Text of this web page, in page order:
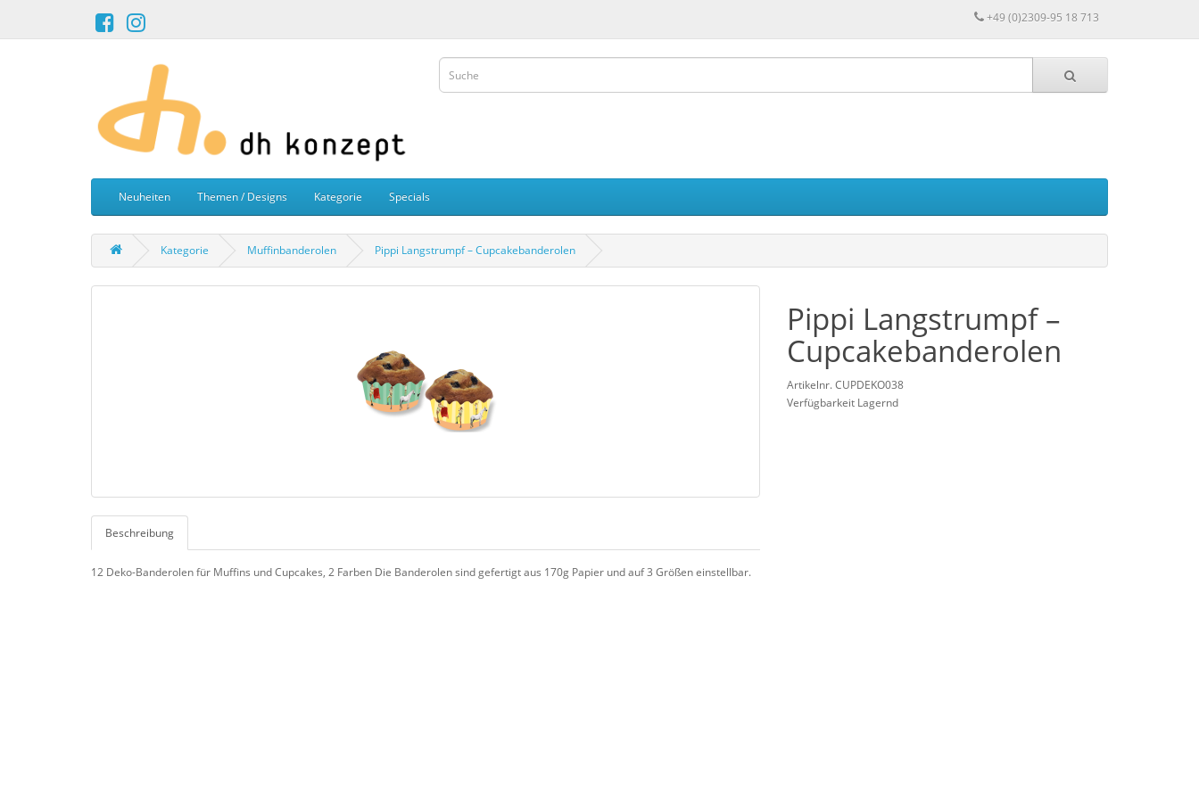
+49 (0)2309-95 18 713
Neuheiten Themen / Designs Kategorie Specials
Kategorie Muffinbanderolen Pippi Langstrumpf – Cupcakebanderolen
Beschreibung
12 Deko-Banderolen für Muffins und Cupcakes, 2 Farben Die Banderolen sind gefertigt aus 170g Papier und auf 3 Größen einstellbar.
Pippi Langstrumpf –
Cupcakebanderolen
Artikelnr. CUPDEKO038
Verfügbarkeit Lagernd